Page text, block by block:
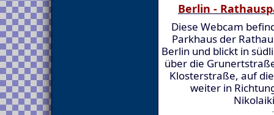
Berlin -
Diese Webcam
Parkhaus der
Berlin und blickt in
über die
Klosterstraße, auf
weiter in